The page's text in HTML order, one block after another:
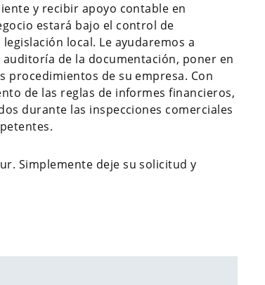
y recibir apoyo contable en
estará bajo el control de
local. Le ayudaremos a
de la documentación, poner en
procedimientos de su empresa. Con
de las reglas de informes financieros,
durante las inspecciones comerciales
Simplemente deje su solicitud y